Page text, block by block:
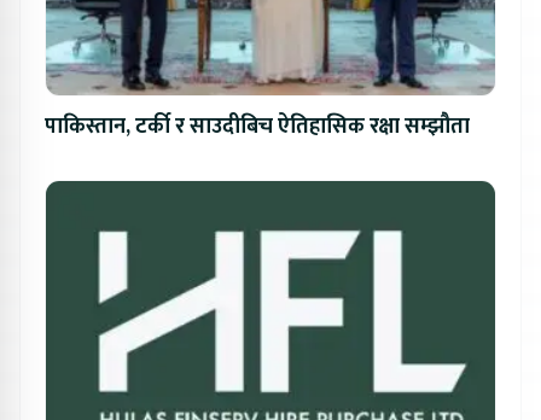
पाकिस्तान, टर्की र साउदीबिच ऐतिहासिक रक्षा सम्झौता